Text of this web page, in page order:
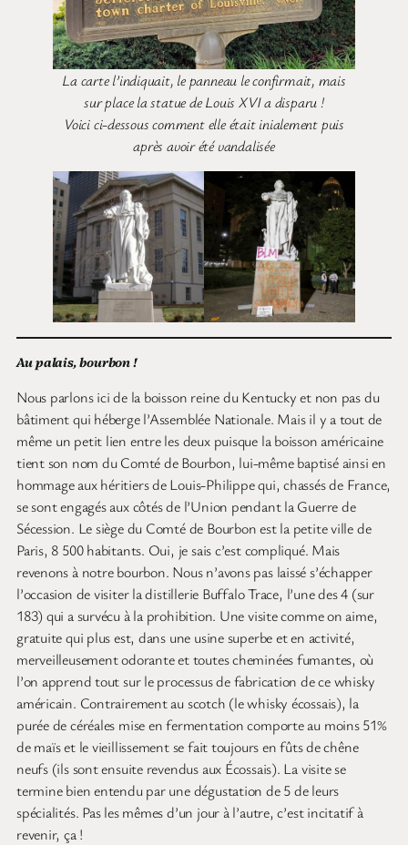
La carte l’indiquait, le panneau le confirmait, mais
sur place la statue de Louis XVI a disparu !
Voici ci-dessous comment elle était inialement puis
après avoir été vandalisée
Au palais, bourbon !
Nous parlons ici de la boisson reine du Kentucky et non pas du
bâtiment qui héberge l’Assemblée Nationale. Mais il y a tout de
même un petit lien entre les deux puisque la boisson américaine
tient son nom du Comté de Bourbon, lui-même baptisé ainsi en
hommage aux héritiers de Louis-Philippe qui, chassés de France,
se sont engagés aux côtés de l’Union pendant la Guerre de
Sécession. Le siège du Comté de Bourbon est la petite ville de
Paris, 8 500 habitants. Oui, je sais c’est compliqué. Mais
revenons à notre bourbon. Nous n’avons pas laissé s’échapper
l’occasion de visiter la distillerie Buffalo Trace, l’une des 4 (sur
183) qui a survécu à la prohibition. Une visite comme on aime,
gratuite qui plus est, dans une usine superbe et en activité,
merveilleusement odorante et toutes cheminées fumantes, où
l’on apprend tout sur le processus de fabrication de ce whisky
américain. Contrairement au scotch (le whisky écossais), la
purée de céréales mise en fermentation comporte au moins 51%
de maïs et le vieillissement se fait toujours en fûts de chêne
neufs (ils sont ensuite revendus aux Écossais). La visite se
termine bien entendu par une dégustation de 5 de leurs
spécialités. Pas les mêmes d’un jour à l’autre, c’est incitatif à
revenir, ça !